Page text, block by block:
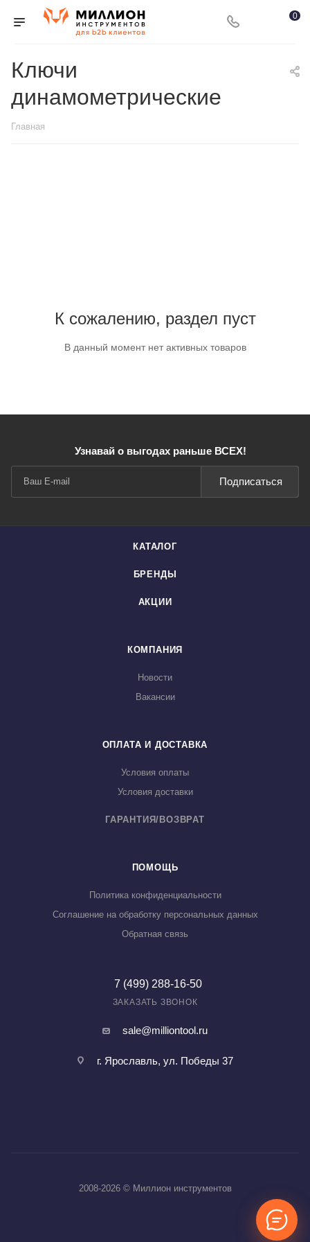
0
Ключи
динамометрические
Главная
К сожалению, раздел пуст
В данный момент нет активных товаров
Узнавай о выгодах раньше ВСЕХ!
Подписаться
КАТАЛОГ
БРЕНДЫ
АКЦИИ
КОМПАНИЯ
Новости
Вакансии
ОПЛАТА И ДОСТАВКА
Условия оплаты
Условия доставки
ГАРАНТИЯ/ВОЗВРАТ
ПОМОЩЬ
Политика конфиденциальности
Соглашение на обработку персональных данных
Обратная связь
7 (499) 288-16-50
ЗАКАЗАТЬ ЗВОНОК
sale@milliontool.ru
г. Ярославль, ул. Победы 37
2008-2026 © Миллион инструментов